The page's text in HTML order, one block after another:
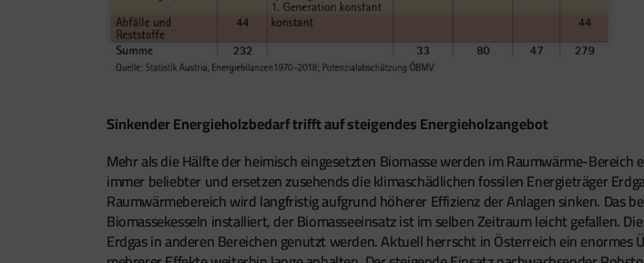
Sinkender Energieholzbedarf trifft auf steigendes Energieholzangebot
Mehr als die Hälfte der heimisch eingesetzten Biomasse werden im Raumwärme-
immer beliebter und ersetzen zusehends die klimaschädlichen fossilen Energieträger
Raumwärmebereich wird langfristig aufgrund höherer Effizienz der Anlagen sinken. Das
Biomassekesseln installiert, der Biomasseeinsatz ist im selben Zeitraum leicht gefallen.
Erdgas in anderen Bereichen genutzt werden. Aktuell herrscht in Österreich ein